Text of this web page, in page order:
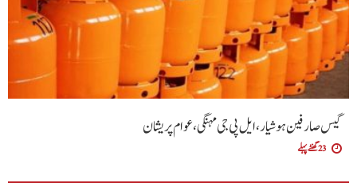
گیس صارفین ہوشیار، ایل پی جی مہنگی، عوام پریشان
23 گھنٹے پہلے